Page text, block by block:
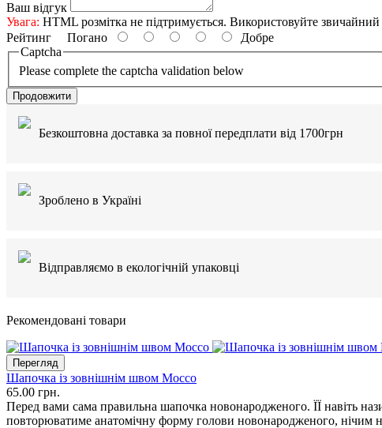
Ваш відгук
Увага: HTML розмітка не підтримується. Використовуйте звичайний
Рейтинг Погано
Добре
Captcha
Please complete the captcha validation below
Продовжити
Безкоштовна доставка за повної передплати від 1700грн
Зроблено в Україні
Відправляємо в екологічній упаковці
Рекомендовані товари
Перегляд
Шапочка із зовнішнім швом Mocco
65.00 грн.
Перед вами сама правильна шапочка новонародженого. ЇЇ навіть
повторюватиме анатомічну форму голови новонародженого, нічим